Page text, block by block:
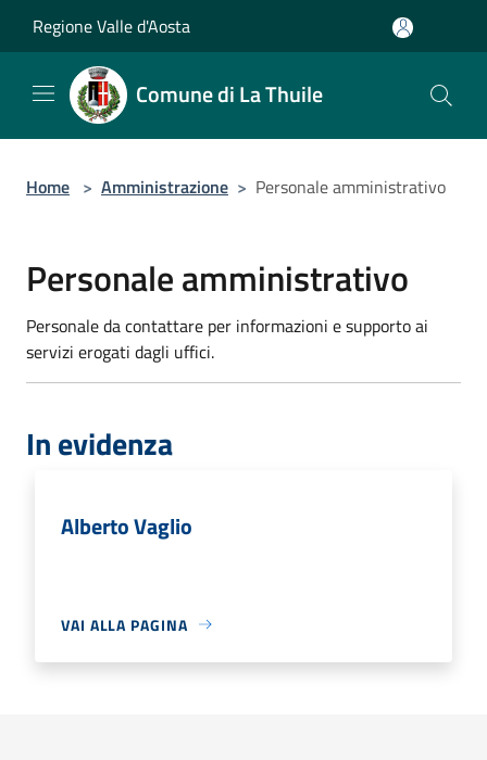
Regione Valle d'Aosta
Comune di La Thuile
Home > Amministrazione > Personale amministrativo
Personale amministrativo
Personale da contattare per informazioni e supporto ai
servizi erogati dagli uffici.
In evidenza
Alberto Vaglio
VAI ALLA PAGINA